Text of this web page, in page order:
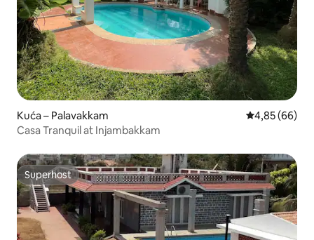
Kuća – Palavakkam Prosječna
4,85 (66)
Casa Tranquil at Injambakkam
Superhost
Superhost